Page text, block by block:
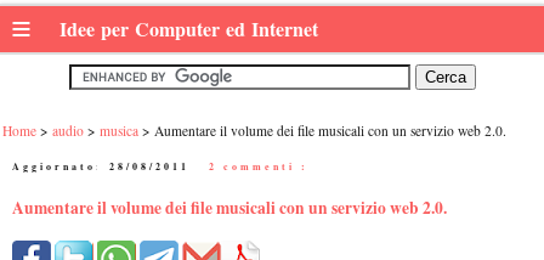
≡ Idee per Computer ed Internet
Home audio musica Aumentare il volume dei file musicali con un servizio web 2.0.
Aggiornato: 28/08/2011 2 commenti :
Aumentare il volume dei file musicali con un servizio web 2.0.